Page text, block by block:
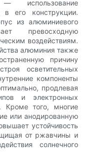
использование
в его конструкции.
из алюминиевого
превосходную
воздействиям.
алюминия также
причину
осветительных
компоненты
продлевая
и электронных
Кроме того, многие
или анодированную
устойчивость
от ржавчины и
солнечного